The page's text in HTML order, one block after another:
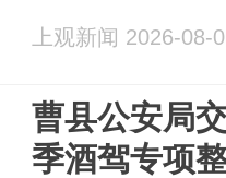
上观新闻 2026-08-
曹县公安局
季酒驾专项